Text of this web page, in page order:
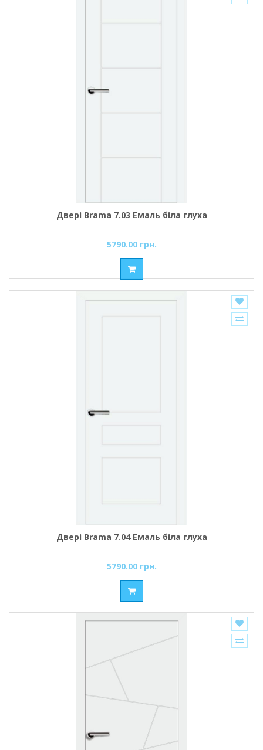
Двері Brama 7.03 Емаль біла глуха
5790.00 грн.
Двері Brama 7.04 Емаль біла глуха
5790.00 грн.